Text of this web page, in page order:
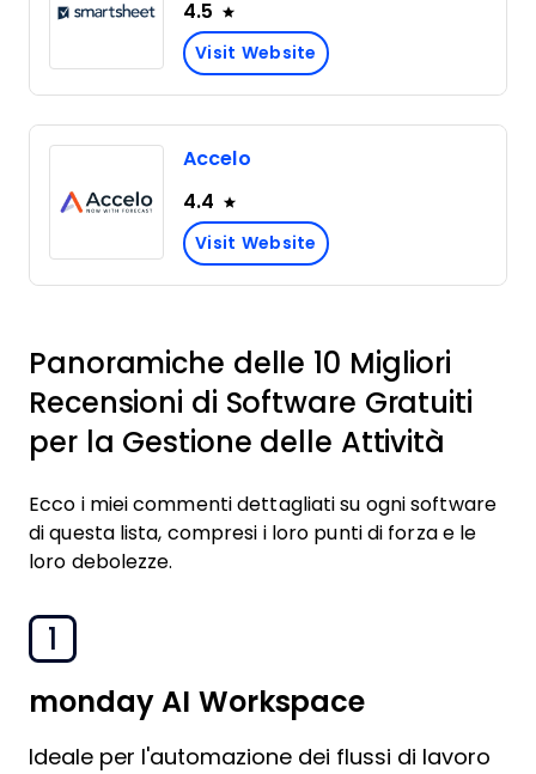
4.5
Visit Website
Accelo
4.4
Visit Website
Panoramiche delle 10 Migliori
Recensioni di Software Gratuiti
per la Gestione delle Attività
Ecco i miei commenti dettagliati su ogni software
di questa lista, compresi i loro punti di forza e le
loro debolezze.
1
monday AI Workspace
Ideale per l'automazione dei flussi di lavoro